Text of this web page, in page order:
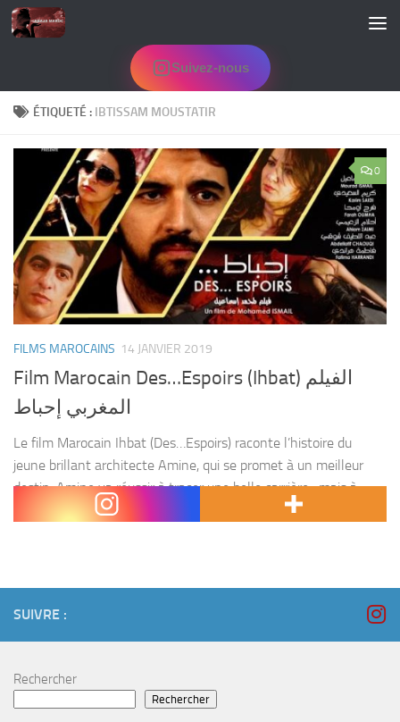
Skip to content
Suivez-nous
ÉTIQUETÉ : IBTISSAM MOUSTATIR
0
FILMS MAROCAINS 14 JANVIER 2019
Film Marocain Des…Espoirs (Ihbat) الفيلم
المغربي إحباط
Le film Marocain Ihbat (Des…Espoirs) raconte l’histoire du
jeune brillant architecte Amine, qui se promet à un meilleur
destin. Amine va réussir à tracer une belle carrière , mais à
cause des séquelles de...
SUIVRE :
Rechercher
Rechercher